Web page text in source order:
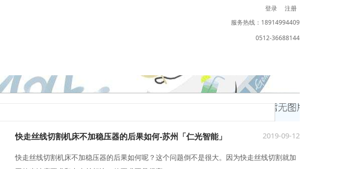
登录
注册
服务热线：18914994409
0512-36688144
快走丝线切割机床不加稳压器的后果如何-苏州「仁光智能」 2019-09-12
快走丝线切割机床不加稳压器的后果如何呢？这个问题倒不是很大。因为快走丝线切割就加